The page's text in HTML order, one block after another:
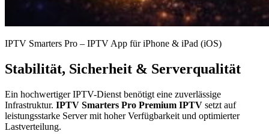
IPTV Smarters Pro – IPTV App für iPhone & iPad (iOS)
Stabilität, Sicherheit & Serverqualität
Ein hochwertiger IPTV-Dienst benötigt eine zuverlässige
Infrastruktur. IPTV Smarters Pro Premium IPTV setzt auf
leistungsstarke Server mit hoher Verfügbarkeit und optimierter
Lastverteilung.